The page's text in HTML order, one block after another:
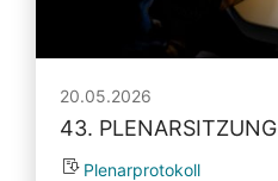
20.05.2026
43. PLENARSITZUNG
Plenarprotokoll